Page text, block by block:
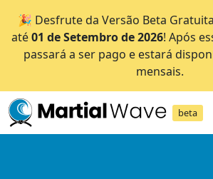
🎉 Desfrute da Versão Beta
até01 de Setembro de 2026! Após
passará a ser pago e estará
mensais.
beta